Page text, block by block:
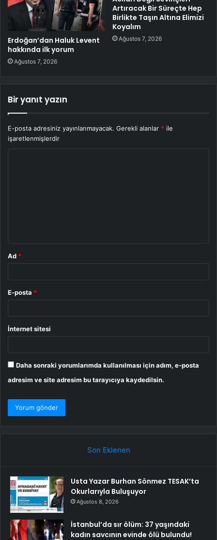
Erdoğan’dan Haluk Levent
hakkında ilk yorum
Ağustos 7, 2026
Artıracak Bir Süreçte Hep
Birlikte Taşın Altına Elimizi
Koyalım
Ağustos 7, 2026
Bir yanıt yazın
E-posta adresiniz yayınlanmayacak. Gerekli alanlar * ile
işaretlenmişlerdir
Ad *
E-posta *
İnternet sitesi
Daha sonraki yorumlarımda kullanılması için adım, e-posta
adresim ve site adresim bu tarayıcıya kaydedilsin.
Son Eklenen
Usta Yazar Burhan Sönmez TESAK’ta
Okurlarıyla Buluşuyor
Ağustos 8, 2026
İstanbul’da sır ölüm: 37 yaşındaki
kadın savcının evinde ölü bulundu!